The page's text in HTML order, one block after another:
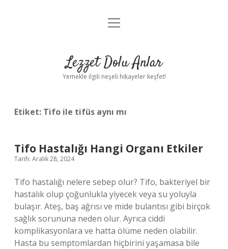
Anasayfa
Yasal Uyarı
menüyü
Lezzet Dolu Anlar
Yemekle ilgili neşeli hikayeler keşfet!
Etiket: Tifo ile tifüs aynı mı
Tifo Hastalığı Hangi Organı Etkiler
Tarih: Aralık 28, 2024
Tifo hastalığı nelere sebep olur? Tifo, bakteriyel bir
hastalık olup çoğunlukla yiyecek veya su yoluyla
bulaşır. Ateş, baş ağrısı ve mide bulantısı gibi birçok
sağlık sorununa neden olur. Ayrıca ciddi
komplikasyonlara ve hatta ölüme neden olabilir.
Hasta bu semptomlardan hiçbirini yaşamasa bile